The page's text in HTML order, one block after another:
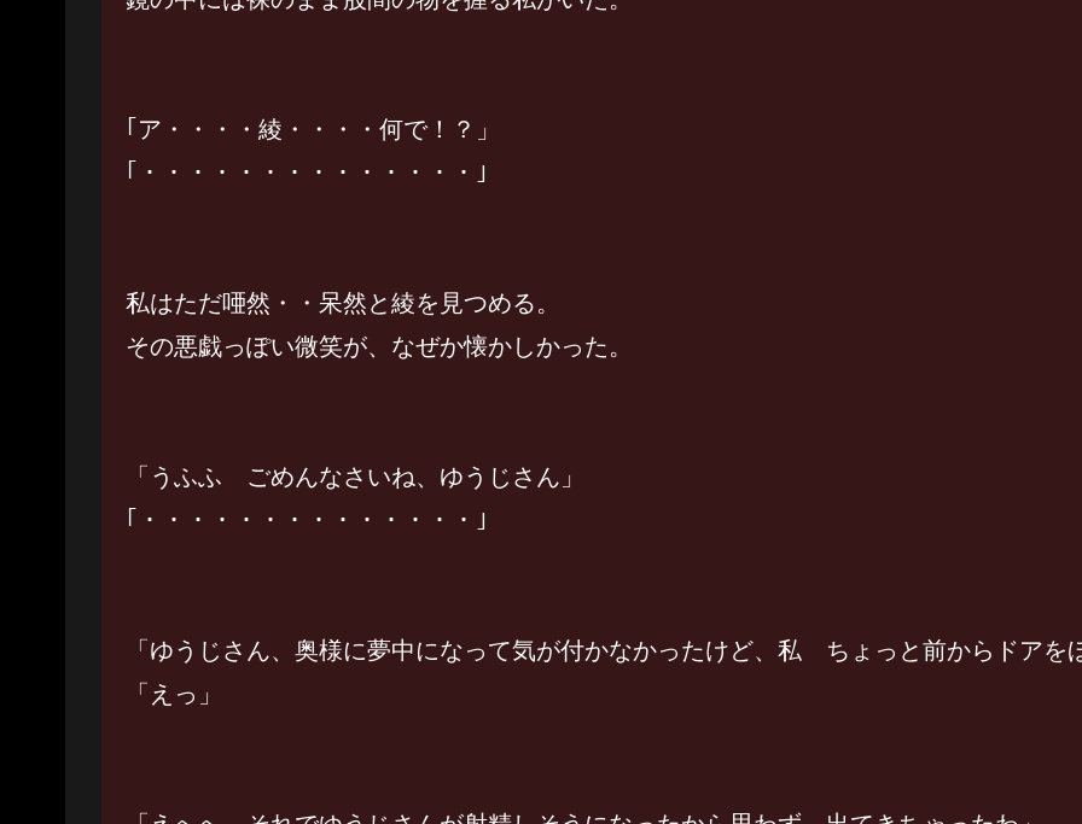
｢ア・・・・綾・・・・何で！？」
｢・・・・・・・・・・・・・・」
私はただ唖然・・呆然と綾を見つめる。
その悪戯っぽい微笑が、なぜか懐かしかった。
「うふふ ごめんなさいね、ゆうじさん」
｢・・・・・・・・・・・・・・」
「ゆうじさん、奥様に夢中になって気が付かなかったけど、私 ちょっと前からドアを
「えっ」